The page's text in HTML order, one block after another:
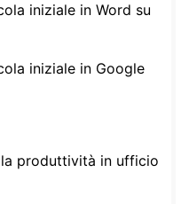
iniziale in Word su
iniziale in Google
produttività in ufficio